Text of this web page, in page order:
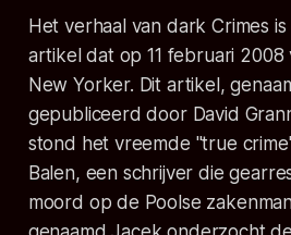
Het verhaal van dark Crimes
artikel dat op 11 februari 2008
New Yorker. Dit artikel,
gepubliceerd door David
stond het vreemde "true
Balen, een schrijver die
moord op de Poolse